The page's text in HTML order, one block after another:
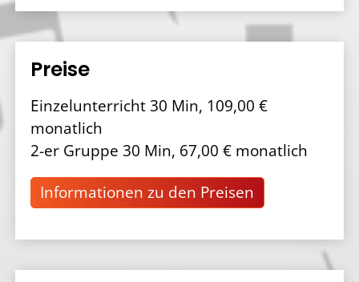
Preise
Einzelunterricht 30 Min, 109,00 €
monatlich
2-er Gruppe 30 Min, 67,00 € monatlich
Informationen zu den Preisen